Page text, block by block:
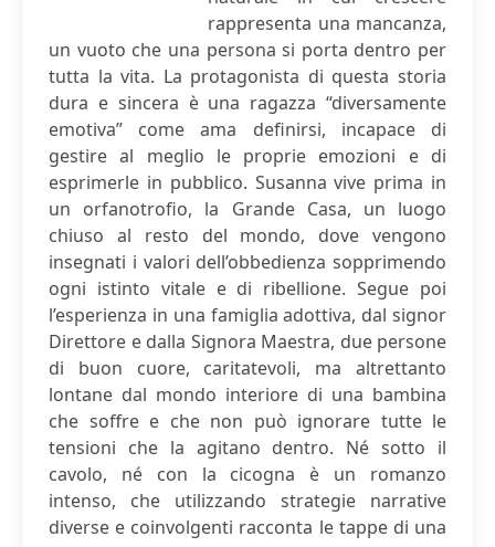
rappresenta una mancanza,
un vuoto che una persona si porta dentro per
tutta la vita. La protagonista di questa storia
dura e sincera è una ragazza “diversamente
emotiva” come ama definirsi, incapace di
gestire al meglio le proprie emozioni e di
esprimerle in pubblico. Susanna vive prima in
un orfanotrofio, la Grande Casa, un luogo
chiuso al resto del mondo, dove vengono
insegnati i valori dell’obbedienza sopprimendo
ogni istinto vitale e di ribellione. Segue poi
l’esperienza in una famiglia adottiva, dal signor
Direttore e dalla Signora Maestra, due persone
di buon cuore, caritatevoli, ma altrettanto
lontane dal mondo interiore di una bambina
che soffre e che non può ignorare tutte le
tensioni che la agitano dentro. Né sotto il
cavolo, né con la cicogna è un romanzo
intenso, che utilizzando strategie narrative
diverse e coinvolgenti racconta le tappe di una